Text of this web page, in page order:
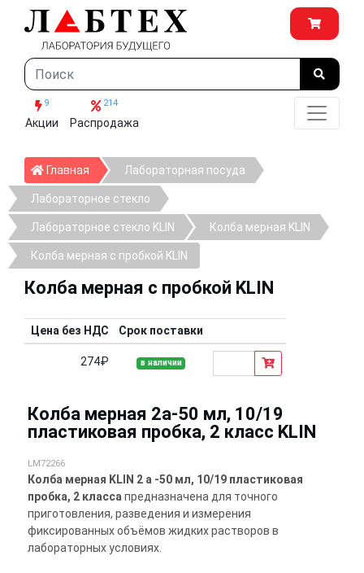
9
Акции
214
Распродажа
Главная ГлавнаяЛабораторная посуда
Лабораторное стекло
Лабораторное стекло KLIN Колба мерная KLIN
Колба мерная с пробкой KLIN
Колба мерная с пробкой KLIN
Цена без НДС Срок поставки
274₽ в наличии
Колба мерная 2а-50 мл, 10/19
пластиковая пробка, 2 класс KLIN
LM72266
Колба мерная KLIN 2 а -50 мл, 10/19 пластиковая
пробка, 2 классапредназначена для точного
приготовления, разведения и измерения
фиксированных объёмов жидких растворов в
лабораторных условиях.